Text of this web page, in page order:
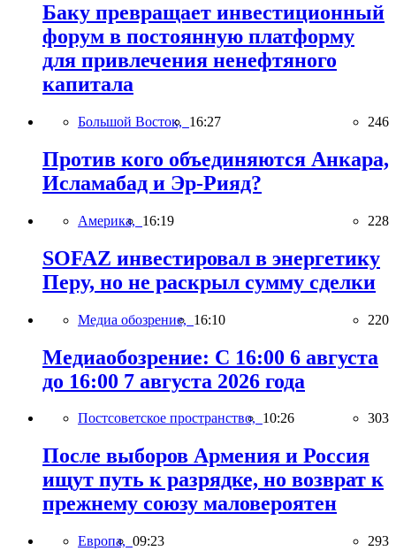
Баку превращает инвестиционный
форум в постоянную платформу
для привлечения ненефтяного
капитала
Большой Восток, 16:27 246
Против кого объединяются Анкара,
Исламабад и Эр-Рияд?
Америка, 16:19 228
SOFAZ инвестировал в энергетику
Перу, но не раскрыл сумму сделки
Медиа обозрение, 16:10 220
Медиаобозрение: С 16:00 6 августа
до 16:00 7 августа 2026 года
Постсоветское пространство, 10:26 303
После выборов Армения и Россия
ищут путь к разрядке, но возврат к
прежнему союзу маловероятен
Европа, 09:23 293